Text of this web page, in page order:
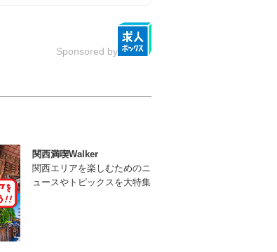
Sponsored by
関西満喫Walker
関西エリアを楽しむためのニ
ュースやトピックスを大特集